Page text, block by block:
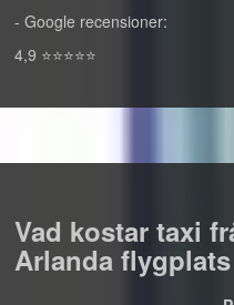
- Google recensioner:
4,9 ⭐⭐⭐⭐⭐
Vad kostar taxi
Arlanda flygplats